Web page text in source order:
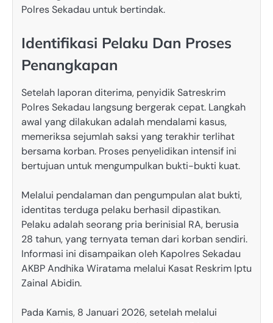
Polres Sekadau untuk bertindak.
Identifikasi Pelaku Dan Proses
Penangkapan
Setelah laporan diterima, penyidik Satreskrim
Polres Sekadau langsung bergerak cepat. Langkah
awal yang dilakukan adalah mendalami kasus,
memeriksa sejumlah saksi yang terakhir terlihat
bersama korban. Proses penyelidikan intensif ini
bertujuan untuk mengumpulkan bukti-bukti kuat.
Melalui pendalaman dan pengumpulan alat bukti,
identitas terduga pelaku berhasil dipastikan.
Pelaku adalah seorang pria berinisial RA, berusia
28 tahun, yang ternyata teman dari korban sendiri.
Informasi ini disampaikan oleh Kapolres Sekadau
AKBP Andhika Wiratama melalui Kasat Reskrim Iptu
Zainal Abidin.
Pada Kamis, 8 Januari 2026, setelah melalui